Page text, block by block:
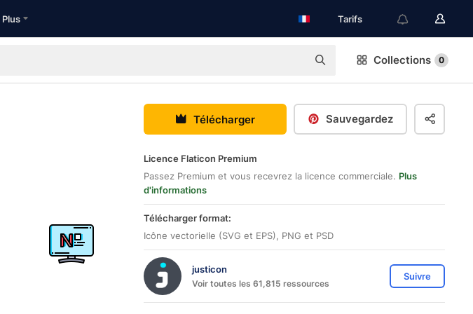
Plus Tarifs
Collections 0
Télécharger Sauvegardez
Licence Flaticon Premium
Passez Premium et vous recevrez la licence commerciale. Plus
d'informations
Télécharger format:
Icône vectorielle (SVG et EPS), PNG et PSD
justicon
Voir toutes les 61,815 ressources
Suivre